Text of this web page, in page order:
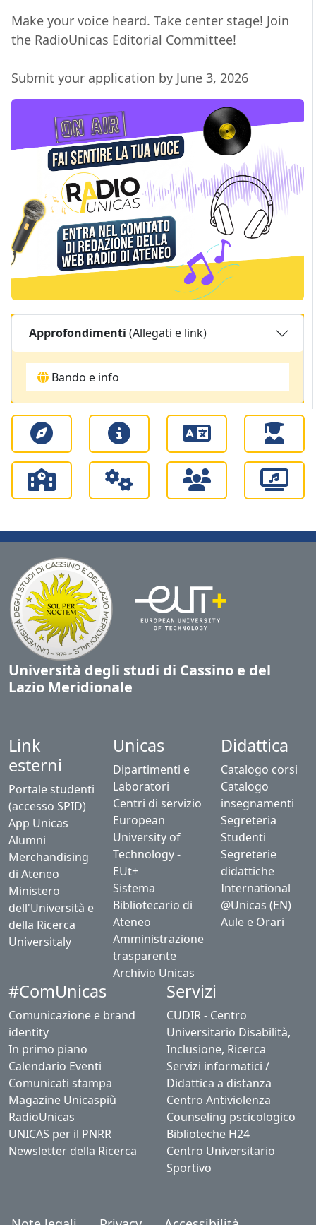
Make your voice heard. Take center stage! Join
the RadioUnicas Editorial Committee!
Submit your application by June 3, 2026
Approfondimenti (Allegati e link)
Bando e info
Università degli studi di Cassino e del
Lazio Meridionale
Link
esterni
Portale studenti
(accesso SPID)
App Unicas
Alumni
Merchandising
di Ateneo
Ministero
dell'Università e
della Ricerca
Universitaly
Unicas
Dipartimenti e
Laboratori
Centri di servizio
European
University of
Technology -
EUt+
Sistema
Bibliotecario di
Ateneo
Amministrazione
trasparente
Archivio Unicas
Didattica
Catalogo corsi
Catalogo
insegnamenti
Segreteria
Studenti
Segreterie
didattiche
International
@Unicas (EN)
Aule e Orari
#ComUnicas
Comunicazione e brand
identity
In primo piano
Calendario Eventi
Comunicati stampa
Magazine Unicaspiù
RadioUnicas
UNICAS per il PNRR
Newsletter della Ricerca
Servizi
CUDIR - Centro
Universitario Disabilità,
Inclusione, Ricerca
Servizi informatici /
Didattica a distanza
Centro Antiviolenza
Counseling pscicologico
Biblioteche H24
Centro Universitario
Sportivo